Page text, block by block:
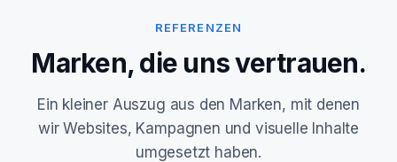
REFERENZEN
Marken, die uns vertrauen.
Ein kleiner Auszug aus den Marken, mit denen
wir Websites, Kampagnen und visuelle Inhalte
umgesetzt haben.